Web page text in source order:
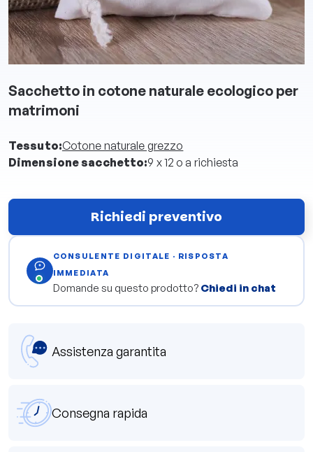
Sacchetto in cotone naturale ecologico per
matrimoni
Tessuto:Cotone naturale grezzo
Dimensione sacchetto:9 x 12 o a richiesta
Richiedi preventivo
CONSULENTE DIGITALE · RISPOSTA
IMMEDIATA
Domande su questo prodotto? Chiedi in chat
Assistenza garantita
Consegna rapida